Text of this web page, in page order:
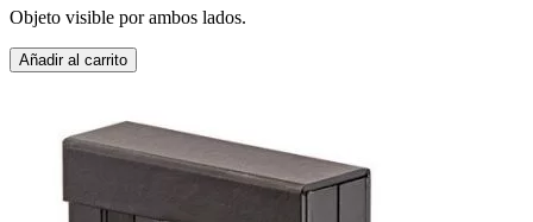
Objeto visible por ambos lados.
Añadir al carrito